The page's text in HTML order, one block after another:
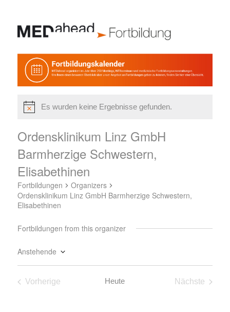
Es wurden keine Ergebnisse gefunden.
Ordensklinikum Linz GmbH
Barmherzige Schwestern,
Elisabethinen
Fortbildungen
Organizers
Ordensklinikum Linz GmbH Barmherzige Schwestern,
Elisabethinen
Fortbildungen from this organizer
Anstehende
Datum
Vorherige
Heute
Nächste